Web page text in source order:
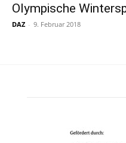
Olympische
DAZ - 9. Februar 2018